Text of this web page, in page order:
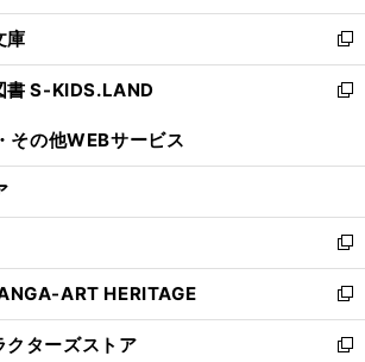
開
く
ウ
で
開
く
ン
ド
ウ
で
ウ
ィ
ン
ド
開
庫
新
し
い
ン
ウ
で
開
く
書 S-KIDS.LAND
新
ウ
ン
ド
ウ
で
開
く
その他WEBサービス
新
し
い
ウ
ィ
ART HERITAGE
新
し
い
クターズストア
新